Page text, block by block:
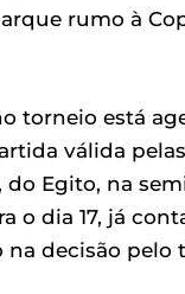
rumo à
torneio está
válida
Egito, na
o dia 17, já
na decisão